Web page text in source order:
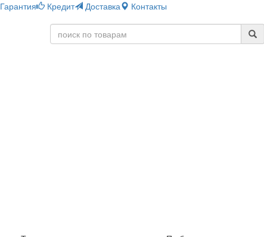
Гарантия Кредит Доставка
Контакты